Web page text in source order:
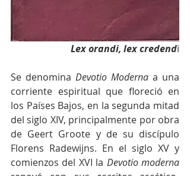
Lex orandi, lex credendi
Se denomina Devotio Moderna a una
corriente espiritual que floreció en
los Países Bajos, en la segunda mitad
del siglo XIV, principalmente por obra
de Geert Groote y de su discípulo
Florens Radewijns. En el siglo XV y
comienzos del XVI la